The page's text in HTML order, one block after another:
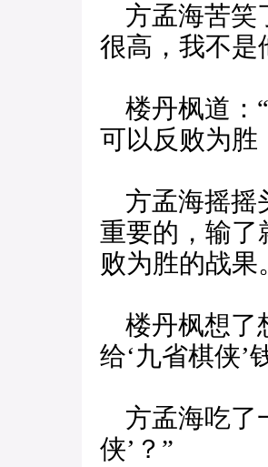
方孟海苦笑
很高，我不是
楼丹枫道：
可以反败为胜
方孟海摇摇
重要的，输了
败为胜的战果
楼丹枫想了
给‘九省棋侠’
方孟海吃了
侠’？”